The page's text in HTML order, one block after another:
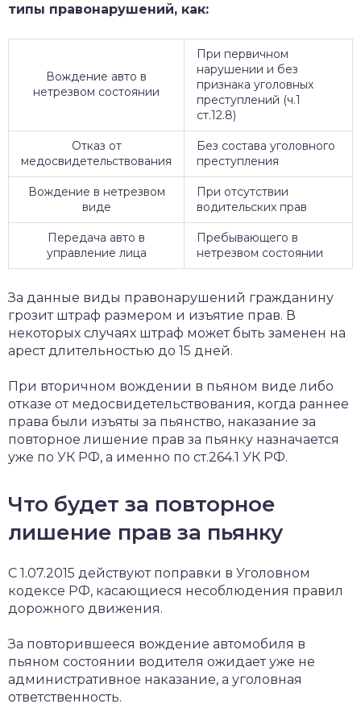
типы правонарушений, как:
Вождение авто в
нетрезвом состоянии
При первичном
нарушении и без
признака уголовных
преступлений (ч.1
ст.12.8)
Отказ от
медосвидетельствования
Без состава уголовного
преступления
Вождение в нетрезвом
виде
При отсутствии
водительских прав
Передача авто в
управление лица
Пребывающего в
нетрезвом состоянии
За данные виды правонарушений гражданину
грозит штраф размером и изъятие прав. В
некоторых случаях штраф может быть заменен на
арест длительностью до 15 дней.
При вторичном вождении в пьяном виде либо
отказе от медосвидетельствования, когда раннее
права были изъяты за пьянство, наказание за
повторное лишение прав за пьянку назначается
уже по УК РФ, а именно по ст.264.1 УК РФ.
Что будет за повторное
лишение прав за пьянку
С 1.07.2015 действуют поправки в Уголовном
кодексе РФ, касающиеся несоблюдения правил
дорожного движения.
За повторившееся вождение автомобиля в
пьяном состоянии водителя ожидает уже не
административное наказание, а уголовная
ответственность.